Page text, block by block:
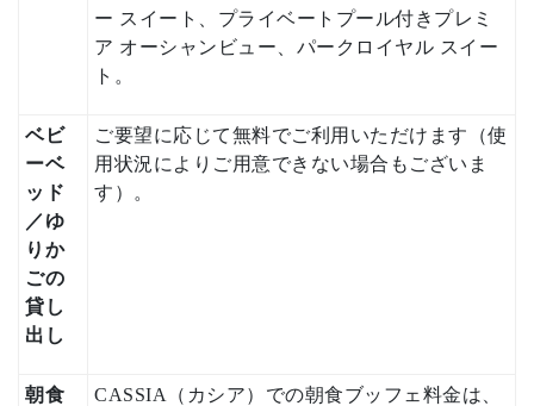
ー スイート、プライベートプール付きプレミ
ア オーシャンビュー、パークロイヤル スイー
ト。
ベビ
ーベ
ッド
／ゆ
りか
ごの
貸し
出し
ご要望に応じて無料でご利用いただけます（使
用状況によりご用意できない場合もございま
す）。
朝食
CASSIA（カシア）での朝食ブッフェ料金は、